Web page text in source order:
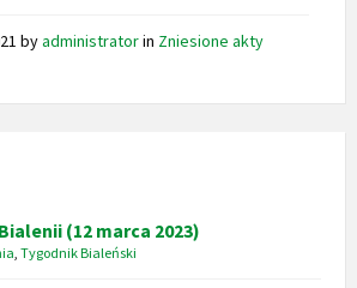
byadministratorin Zniesione akty
(12 marca 2023)
Tygodnik Bialeński